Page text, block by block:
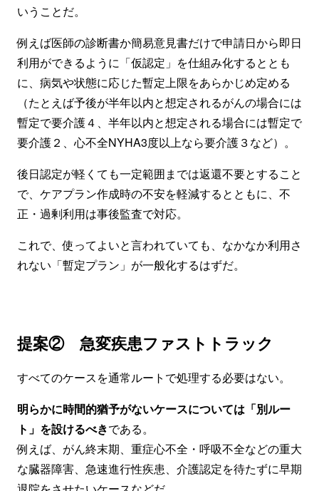
いうことだ。
例えば医師の診断書か簡易意見書だけで申請日から即日
利用ができるように「仮認定」を仕組み化するととも
に、病気や状態に応じた暫定上限をあらかじめ定める
（たとえば予後が半年以内と想定されるがんの場合には
暫定で要介護４、半年以内と想定される場合には暫定で
要介護２、心不全NYHA3度以上なら要介護３など）。
後日認定が軽くても一定範囲までは返還不要とすること
で、ケアプラン作成時の不安を軽減するとともに、不
正・過剰利用は事後監査で対応。
これで、使ってよいと言われていても、なかなか利用さ
れない「暫定プラン」が一般化するはずだ。
提案② 急変疾患ファストトラック
すべてのケースを通常ルートで処理する必要はない。
明らかに時間的猶予がないケースについては「別ルー
ト」を設けるべきである。
例えば、がん終末期、重症心不全・呼吸不全などの重大
な臓器障害、急速進行性疾患、介護認定を待たずに早期